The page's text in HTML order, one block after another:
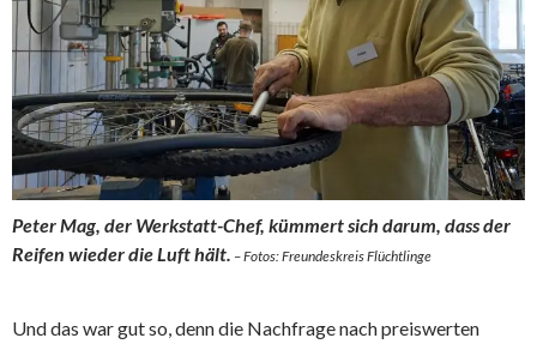
Peter Mag, der Werkstatt-Chef, kümmert sich darum, dass der
Reifen wieder die Luft hält. – Fotos: Freundeskreis Flüchtlinge
Und das war gut so, denn die Nachfrage nach preiswerten